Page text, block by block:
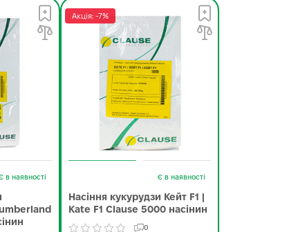
в наявності
Акція: -7%
Є в наявності
Насіння кукурудзи Кейт F1 |
Kate F1 Clause 5000 насінин
0